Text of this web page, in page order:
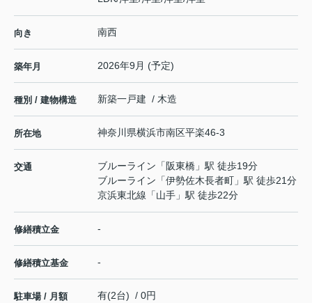
向き 南西
築年月 2026年9月 (予定)
種別 / 建物構造 新築一戸建 / 木造
所在地 神奈川県横浜市南区平楽46-3
交通 ブルーライン 「 阪東橋 」駅 徒歩19分
ブルーライン 「伊勢佐木長者町 」駅 徒歩21分
京浜東北線 「山手 」駅 徒歩22分
修繕積立金 -
修繕積立基金 -
駐車場 / 月額 有(2台) / 0円